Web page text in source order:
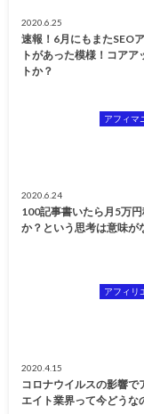
2020.6.25
速報！6月にもまたSEO
トがあった模様！コアア
トか？
アフィマ
2020.6.24
100記事書いたら月5万
か？という思考は意味が
アフィリ
2020.4.15
コロナウイルスの影響で
エイト業界って今どうな